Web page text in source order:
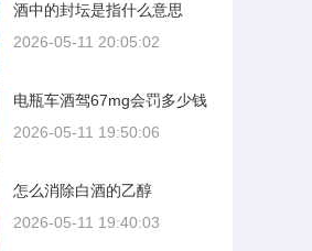
酒中的封坛是指什么意思
2026-05-11 20:05:02
电瓶车酒驾67mg会罚多少钱
2026-05-11 19:50:06
怎么消除白酒的乙醇
2026-05-11 19:40:03